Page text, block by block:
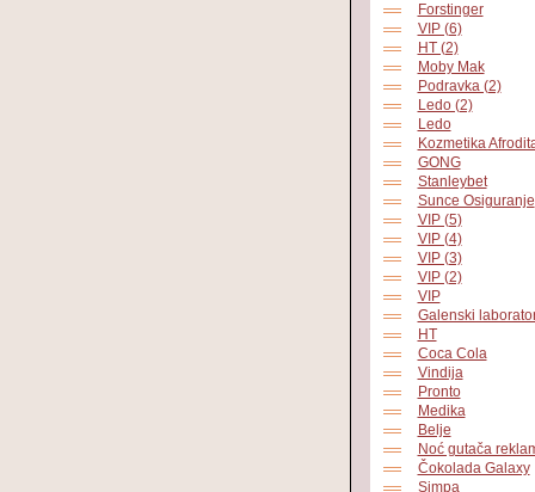
Forstinger
VIP (6)
HT (2)
Moby Mak
Podravka (2)
Ledo (2)
Ledo
Kozmetika
GONG
Stanleybet
Sunce Osiguranje
VIP (5)
VIP (4)
VIP (3)
VIP (2)
VIP
Galenski
HT
Coca Cola
Vindija
Pronto
Medika
Belje
Noć gutača
Čokolada Galaxy
Simpa